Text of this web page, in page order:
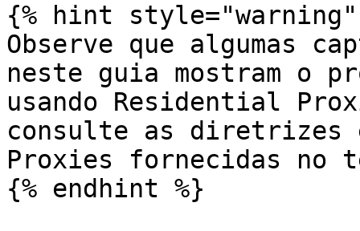
{% hint style="warning"
Observe que algumas
neste guia mostram o
usando Residential
consulte as diretrizes
Proxies fornecidas no
{% endhint %}